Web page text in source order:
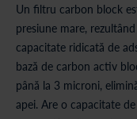
Un filtru carbon block
presiune mare,
capacitate ridicată de
bază de carbon activ
până la 3 microni,
apei. Are o capacitate